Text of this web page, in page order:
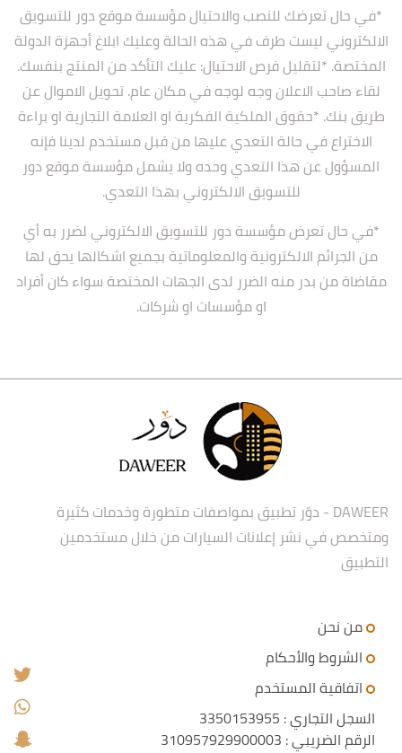
*في حال تعرضك للنصب والاحتيال مؤسسة موقع دور للتسويق
الالكتروني ليست طرف في هذه الحالة وعليك ابلاغ أجهزة الدولة
المختصة. *لتقليل فرص الاحتيال: عليك التأكد من المنتج بنفسك.
لقاء صاحب الاعلان وجه لوجه في مكان عام. تحويل الاموال عن
طريق بنك. *حقوق الملكية الفكرية او العلامة التجارية او براءة
الاختراع في حالة التعدي عليها من قبل مستخدم لدينا فإنه
المسؤول عن هذا التعدي وحده ولا يشمل مؤسسة موقع دور
للتسويق الالكتروني بهذا التعدي.
*في حال تعرض مؤسسة دور للتسويق الالكتروني لضرر به أي
من الجرائم الالكترونية والمعلوماتية بجميع اشكالها يحق لها
مقاضاة من بدر منه الضرر لدى الجهات المختصة سواء كان أفراد
او مؤسسات او شركات.
DAWEER - دوّر تطبيق بمواصفات متطورة وخدمات كثيرة
ومتخصص في نشر إعلانات السيارات من خلال مستخدمين
التطبيق
من نحن
الشروط والأحكام
اتفاقية المستخدم
السجل التجاري : 3350153955
الرقم الضريبي : 310957929900003